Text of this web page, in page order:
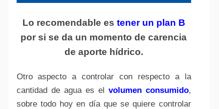
Lo recomendable es tener un plan B
por si se da un momento de carencia
de aporte hídrico.
Otro aspecto a controlar con respecto a la
cantidad de agua es el volumen consumido,
sobre todo hoy en día que se quiere controlar